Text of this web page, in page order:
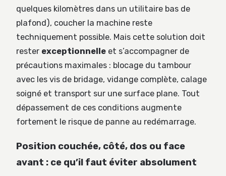
quelques kilomètres dans un utilitaire bas de
plafond), coucher la machine reste
techniquement possible. Mais cette solution doit
rester exceptionnelle et s’accompagner de
précautions maximales : blocage du tambour
avec les vis de bridage, vidange complète, calage
soigné et transport sur une surface plane. Tout
dépassement de ces conditions augmente
fortement le risque de panne au redémarrage.
Position couchée, côté, dos ou face
avant : ce qu’il faut éviter absolument